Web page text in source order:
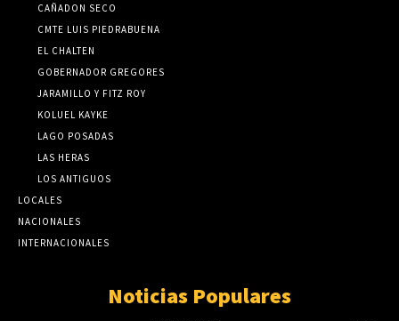
CAÑADON SECO
CMTE LUIS PIEDRABUENA
EL CHALTEN
GOBERNADOR GREGORES
JARAMILLO Y FITZ ROY
KOLUEL KAYKE
LAGO POSADAS
LAS HERAS
LOS ANTIGUOS
LOCALES
NACIONALES
INTERNACIONALES
Noticias Populares